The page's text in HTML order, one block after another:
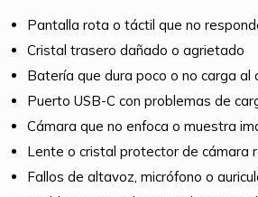
Pantalla rota o táctil que no
Cristal trasero dañado o agrietado
Batería que dura poco o no carga al
Puerto USB-C con problemas de
Cámara que no enfoca o muestra
Lente o cristal protector de cámara
Fallos de altavoz, micrófono o